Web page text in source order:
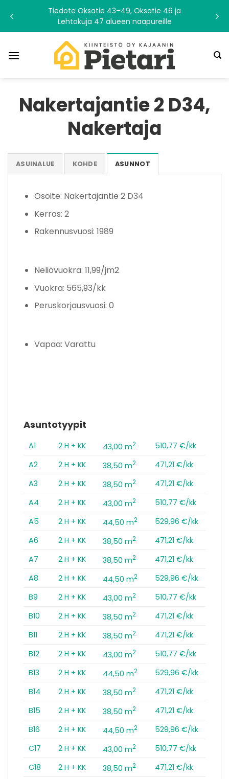
content
Tiedote Oksatie 43–49, Oksatie 46 ja
Lehtokuja 47 alueen naapureille
Nakertajantie 2 D34,
Nakertaja
ASUINALUE KOHDE ASUNNOT
Asuntotyypit
A1 2 H + KK 43,00 m2
510,77 €/kk
A2
2 H + KK 38,50 m2
471,21 €/kk
A3
2 H + KK 38,50 m2
471,21 €/kk
A4
2 H + KK 43,00 m2
510,77 €/kk
A5
2 H + KK 44,50 m2
529,96 €/kk
A6
2 H + KK 38,50 m2
471,21 €/kk
A7
2 H + KK 38,50 m2
471,21 €/kk
A8
2 H + KK 44,50 m2
529,96 €/kk
B9
2 H + KK 43,00 m2
510,77 €/kk
B10
2 H + KK 38,50 m2
471,21 €/kk
B11
2 H + KK 38,50 m2
471,21 €/kk
B12
2 H + KK 43,00 m2
510,77 €/kk
B13
2 H + KK 44,50 m2
529,96 €/kk
B14
2 H + KK 38,50 m2
471,21 €/kk
B15
2 H + KK 38,50 m2
471,21 €/kk
B16
2 H + KK 44,50 m2
529,96 €/kk
C17
2 H + KK 43,00 m2
510,77 €/kk
C18
2 H + KK 38,50 m2
471,21 €/kk
Osoite: Nakertajantie 2 D34
Kerros: 2
Rakennusvuosi: 1989
Neliövuokra: 11,99/jm2
Vuokra: 565,93/kk
Peruskorjausvuosi: 0
Vapaa: Varattu